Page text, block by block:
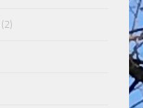
(2)